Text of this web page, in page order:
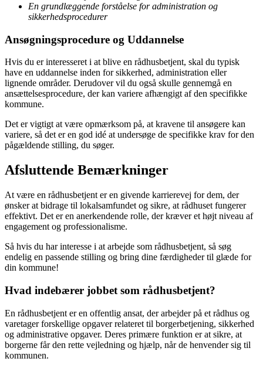
En grundlæggende forståelse for administration og
sikkerhedsprocedurer
Ansøgningsprocedure og Uddannelse
Hvis du er interesseret i at blive en rådhusbetjent, skal du typisk
have en uddannelse inden for sikkerhed, administration eller
lignende områder. Derudover vil du også skulle gennemgå en
ansættelsesprocedure, der kan variere afhængigt af den specifikke
kommune.
Det er vigtigt at være opmærksom på, at kravene til ansøgere kan
variere, så det er en god idé at undersøge de specifikke krav for den
pågældende stilling, du søger.
Afsluttende Bemærkninger
At være en rådhusbetjent er en givende karrierevej for dem, der
ønsker at bidrage til lokalsamfundet og sikre, at rådhuset fungerer
effektivt. Det er en anerkendende rolle, der kræver et højt niveau af
engagement og professionalisme.
Så hvis du har interesse i at arbejde som rådhusbetjent, så søg
endelig en passende stilling og bring dine færdigheder til glæde for
din kommune!
Hvad indebærer jobbet som rådhusbetjent?
En rådhusbetjent er en offentlig ansat, der arbejder på et rådhus og
varetager forskellige opgaver relateret til borgerbetjening, sikkerhed
og administrative opgaver. Deres primære funktion er at sikre, at
borgerne får den rette vejledning og hjælp, når de henvender sig til
kommunen.